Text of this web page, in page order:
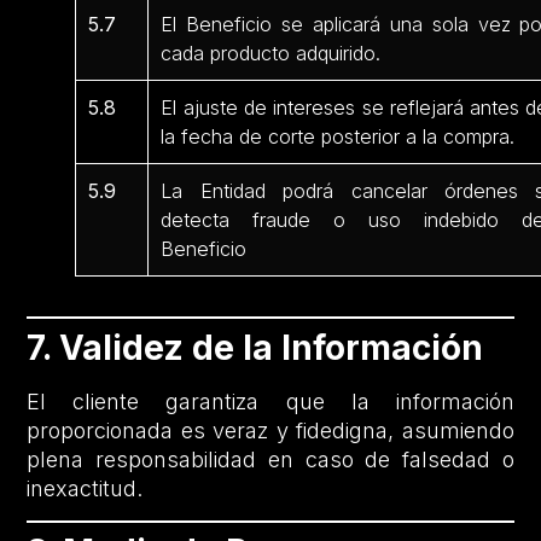
5.7
El Beneficio se aplicará una sola vez
cada producto adquirido.
5.8
El ajuste de intereses se reflejará antes
la fecha de corte posterior a la compra.
5.9
La Entidad podrá cancelar órdenes
detecta fraude o uso indebido
Beneficio
7. Validez de la Información
El cliente garantiza que la información
proporcionada es veraz y fidedigna, asumiendo
plena responsabilidad en caso de falsedad o
inexactitud.